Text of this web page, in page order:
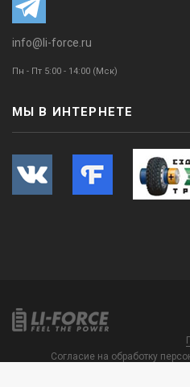
info@li-force.ru
Пн - Пт 5:00 - 14:00 (Мск)
МЫ В ИНТЕРНЕТЕ
Согласие на обработку